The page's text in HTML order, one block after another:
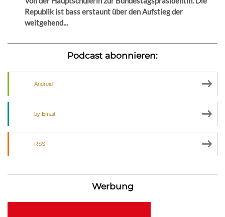
Republik ist bass erstaunt über den Aufstieg der
weitgehend...
Podcast abonnieren:
Android
by Email
RSS
Werbung